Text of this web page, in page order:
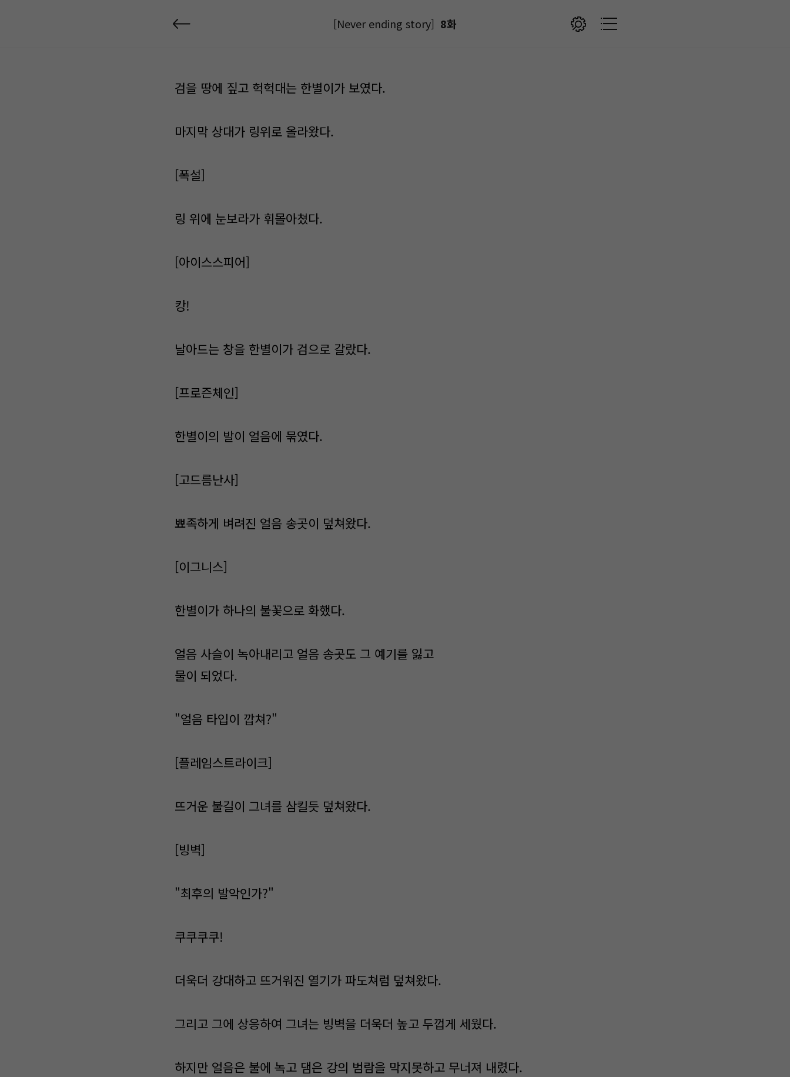
[Never ending story] 8화
검을 땅에 짚고 헉헉대는 한별이가 보였다.
마지막 상대가 링위로 올라왔다.
[폭설]
링 위에 눈보라가 휘몰아쳤다.
[아이스스피어]
캉!
날아드는 창을 한별이가 검으로 갈랐다.
[프로즌체인]
한별이의 발이 얼음에 묶였다.
[고드름난사]
뾰족하게 벼려진 얼음 송곳이 덮쳐왔다.
[이그니스]
한별이가 하나의 불꽃으로 화했다.
얼음 사슬이 녹아내리고 얼음 송곳도 그 예기를 잃고
물이 되었다.
"얼음 타입이 깝쳐?"
[플레임스트라이크]
뜨거운 불길이 그녀를 삼킬듯 덮쳐왔다.
[빙벽]
"최후의 발악인가?"
쿠쿠쿠쿠!
더욱더 강대하고 뜨거워진 열기가 파도쳐럼 덮쳐왔다.
그리고 그에 상응하여 그녀는 빙벽을 더욱더 높고 두껍게 세웠다.
하지만 얼음은 불에 녹고 댐은 강의 범람을 막지못하고 무너져 내렸다.